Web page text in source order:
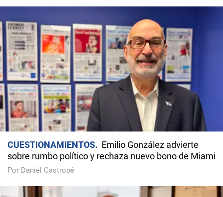
CUESTIONAMIENTOS
Emilio González advierte
sobre rumbo político y rechaza nuevo bono de Miami
Por Daniel Castropé